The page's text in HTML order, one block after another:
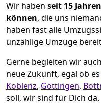
Wir haben seit 15
können, die uns
haben fast alle
unzählige Umzüge
Gerne begleiten wir
neue Zukunft, egal ob es
Koblenz, Göttingen,
soll, wir sind für Dich da.